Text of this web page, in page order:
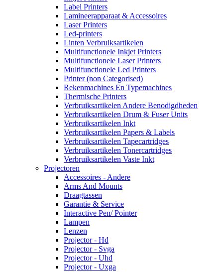
Label Printers
Lamineerapparaat & Accessoires
Laser Printers
Led-printers
Linten Verbruiksartikelen
Multifunctionele Inkjet Printers
Multifunctionele Laser Printers
Multifunctionele Led Printers
Printer (non Categorised)
Rekenmachines En Typemachines
Thermische Printers
Verbruiksartikelen Andere Benodigdheden
Verbruiksartikelen Drum & Fuser Units
Verbruiksartikelen Inkt
Verbruiksartikelen Papers & Labels
Verbruiksartikelen Tapecartridges
Verbruiksartikelen Tonercartridges
Verbruiksartikelen Vaste Inkt
Projectoren
Accessoires - Andere
Arms And Mounts
Draagtassen
Garantie & Service
Interactive Pen/ Pointer
Lampen
Lenzen
Projector - Hd
Projector - Svga
Projector - Uhd
Projector - Uxga